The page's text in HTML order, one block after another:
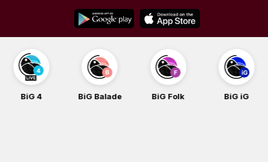
content
BiG Balade BiG Folk BiG iG BiG Rock